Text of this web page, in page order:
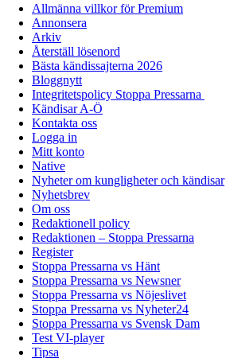
Allmänna villkor för Premium
Annonsera
Arkiv
Återställ lösenord
Bästa kändissajterna 2026
Bloggnytt
Integritetspolicy Stoppa Pressarna
Kändisar A-Ö
Kontakta oss
Logga in
Mitt konto
Native
Nyheter om kungligheter och kändisar
Nyhetsbrev
Om oss
Redaktionell policy
Redaktionen – Stoppa Pressarna
Register
Stoppa Pressarna vs Hänt
Stoppa Pressarna vs Newsner
Stoppa Pressarna vs Nöjeslivet
Stoppa Pressarna vs Nyheter24
Stoppa Pressarna vs Svensk Dam
Test VI-player
Tipsa